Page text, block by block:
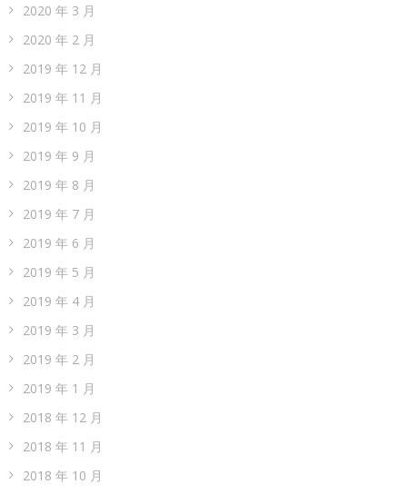
2020 年 3 月
2020 年 2 月
2019 年 12 月
2019 年 11 月
2019 年 10 月
2019 年 9 月
2019 年 8 月
2019 年 7 月
2019 年 6 月
2019 年 5 月
2019 年 4 月
2019 年 3 月
2019 年 2 月
2019 年 1 月
2018 年 12 月
2018 年 11 月
2018 年 10 月